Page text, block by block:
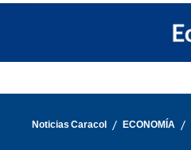
Noticias Caracol / ECONOMÍA /